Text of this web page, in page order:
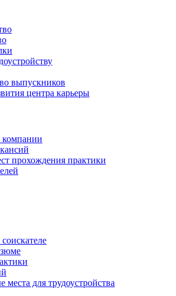
выпускников
центра карьеры
прохождения практики
места для трудоустройства